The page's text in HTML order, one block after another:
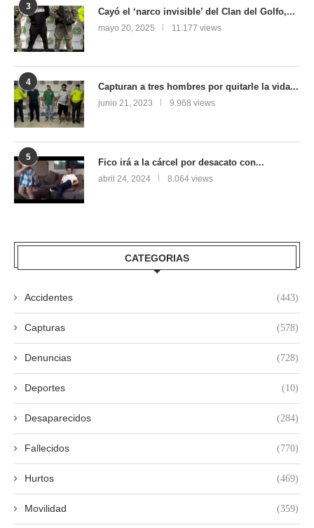
3 Cayó el ‘narco invisible’ del Clan del Golfo,...
mayo 20, 2025 11.177 views
4 Capturan a tres hombres por quitarle la vida...
junio 21, 2023 9.968 views
5 Fico irá a la cárcel por desacato con...
abril 24, 2024 8.064 views
CATEGORIAS
Accidentes (443)
Capturas (578)
Denuncias (728)
Deportes (10)
Desaparecidos (284)
Fallecidos (770)
Hurtos (469)
Movilidad (359)